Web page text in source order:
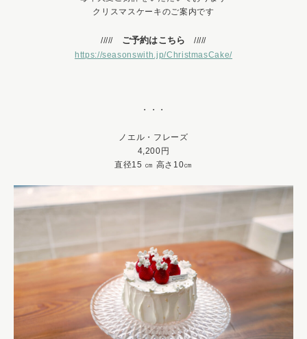
クリスマスケーキのご案内です
///// ご予約はこちら /////
https://seasonswith.jp/ChristmasCake/
・・・
ノエル・フレーズ
4,200円
直径15 ㎝ 高さ10㎝